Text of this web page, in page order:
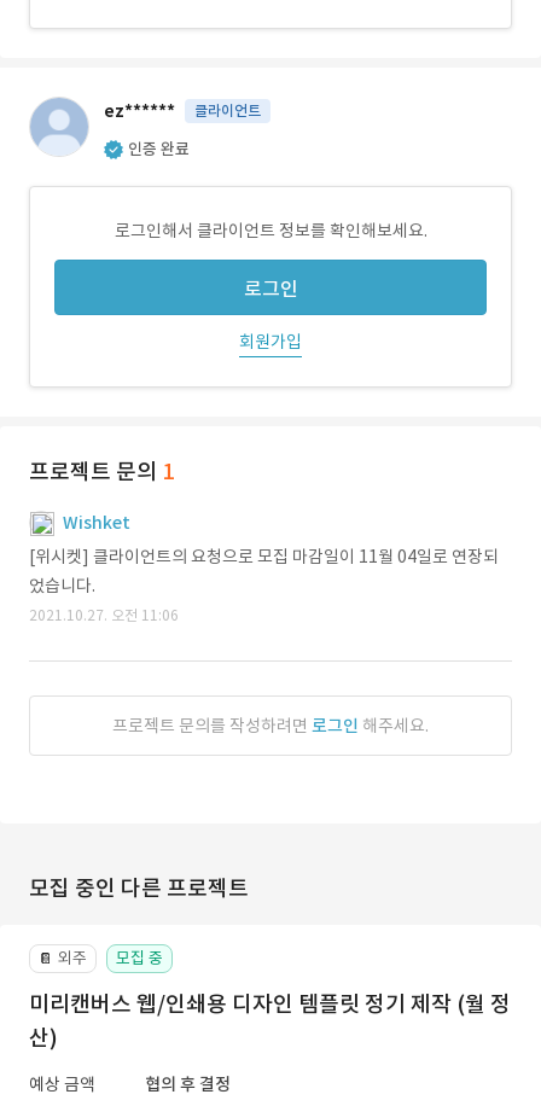
ez****** 클라이언트
인증 완료
로그인해서 클라이언트 정보를 확인해보세요.
로그인
회원가입
프로젝트 문의 1
Wishket
[위시켓] 클라이언트의 요청으로 모집 마감일이 11월 04일로 연장되
었습니다.
2021.10.27. 오전 11:06
프로젝트 문의를 작성하려면 로그인 해주세요.
모집 중인 다른 프로젝트
📔 외주 모집 중
미리캔버스 웹/인쇄용 디자인 템플릿 정기 제작 (월 정
산)
예상 금액
협의 후 결정